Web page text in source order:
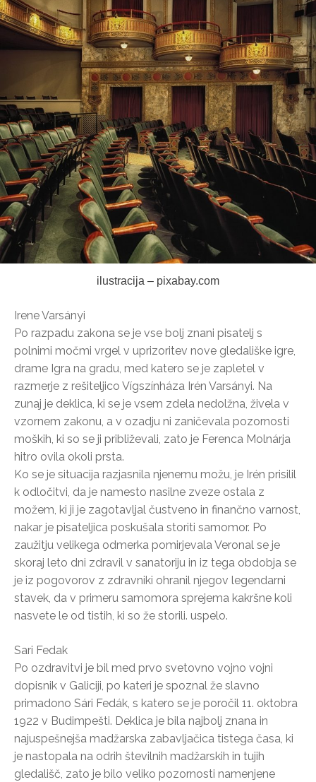
ilustracija – pixabay.com
Irene Varsányi
Po razpadu zakona se je vse bolj znani pisatelj s
polnimi močmi vrgel v uprizoritev nove gledališke igre,
drame Igra na gradu, med katero se je zapletel v
razmerje z rešiteljico Vígszínháza Irén Varsányi. Na
zunaj je deklica, ki se je vsem zdela nedolžna, živela v
vzornem zakonu, a v ozadju ni zaničevala pozornosti
moških, ki so se ji približevali, zato je Ferenca Molnárja
hitro ovila okoli prsta.
Ko se je situacija razjasnila njenemu možu, je Irén prisilil
k odločitvi, da je namesto nasilne zveze ostala z
možem, ki ji je zagotavljal čustveno in finančno varnost,
nakar je pisateljica poskušala storiti samomor. Po
zaužitju velikega odmerka pomirjevala Veronal se je
skoraj leto dni zdravil v sanatoriju in iz tega obdobja se
je iz pogovorov z zdravniki ohranil njegov legendarni
stavek, da v primeru samomora sprejema kakršne koli
nasvete le od tistih, ki so že storili. uspelo.
Sari Fedak
Po ozdravitvi je bil med prvo svetovno vojno vojni
dopisnik v Galiciji, po kateri je spoznal že slavno
primadono Sári Fedák, s katero se je poročil 11. oktobra
1922 v Budimpešti. Deklica je bila najbolj znana in
najuspešnejša madžarska zabavljačica tistega časa, ki
je nastopala na odrih številnih madžarskih in tujih
gledališč, zato je bilo veliko pozornosti namenjene